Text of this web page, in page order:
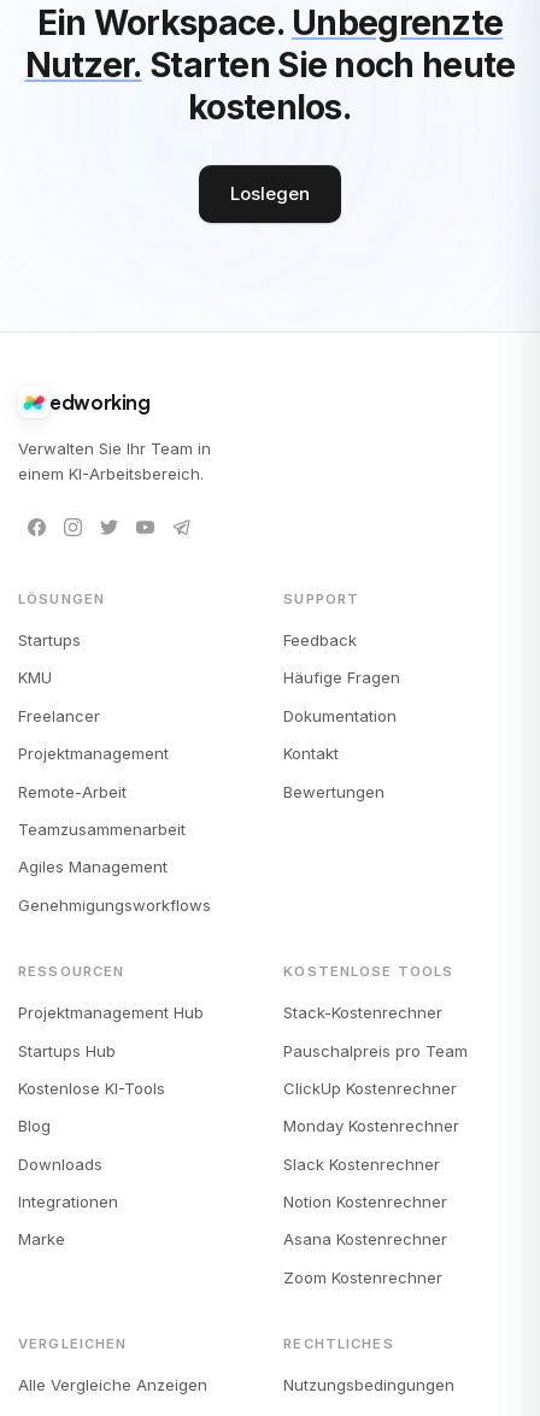
Ein Workspace. Unbegrenzte
Nutzer. Starten Sie noch heute
kostenlos.
Loslegen
edworking
Verwalten Sie Ihr Team in
einem KI-Arbeitsbereich.
LÖSUNGEN
Startups
KMU
Freelancer
Projektmanagement
Remote-Arbeit
Teamzusammenarbeit
Agiles Management
Genehmigungsworkflows
SUPPORT
Feedback
Häufige Fragen
Dokumentation
Kontakt
Bewertungen
RESSOURCEN
Projektmanagement Hub
Startups Hub
Kostenlose KI-Tools
Blog
Downloads
Integrationen
Marke
KOSTENLOSE TOOLS
Stack-Kostenrechner
Pauschalpreis pro Team
ClickUp Kostenrechner
Monday Kostenrechner
Slack Kostenrechner
Notion Kostenrechner
Asana Kostenrechner
Zoom Kostenrechner
VERGLEICHEN
Alle Vergleiche Anzeigen
RECHTLICHES
Nutzungsbedingungen